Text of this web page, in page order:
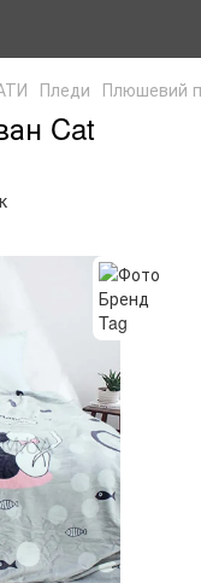
Пледи Плюшевий
Cat